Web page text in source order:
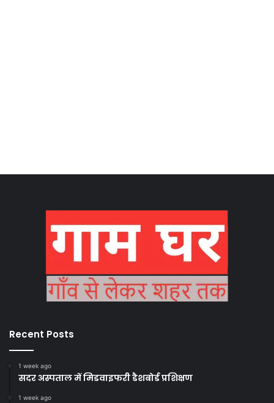
Recent Posts
1 week ago
सदर अस्पताल में मिडवाइफरी डैशबोर्ड प्रशिक्षण
1 week ago